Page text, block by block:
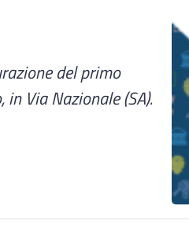
del primo
Via Nazionale (SA).